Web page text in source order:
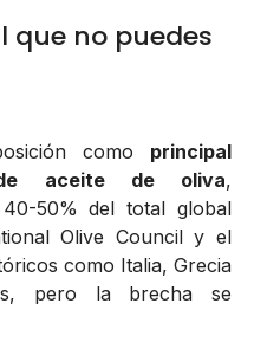
que no puedes
como principal
aceite de oliva,
50% del total global
Olive Council y el
como Italia, Grecia
pero la brecha se